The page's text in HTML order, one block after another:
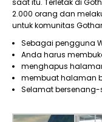
saat itu. Terletak di
2.000 orang dan
untuk komunitas
Sebagai pengguna
Anda harus
menghapus
membuat halaman
Selamat bersenang-